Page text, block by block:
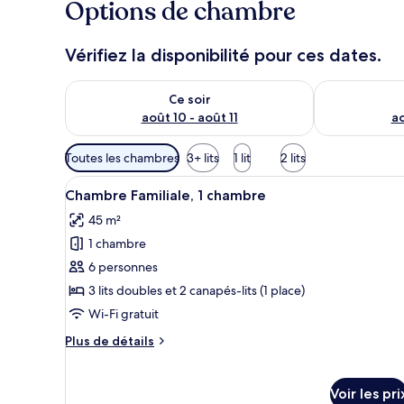
Options de chambre
Vérifiez la disponibilité pour ces dates.
Ce soir
août 10 - août 11
Vérifier la disponibilité pour ce soir août 10 - août 11
Vérifier la
Filtres
disponibles
pour
les
chambres
Toutes les chambres 3+ lits 1 lit 2 lits
Afficher
toutes
les
photos
pour
ce
type
chambre :
Un coin repas avec une table
15
Chambre Familiale, 1 chambre
45 m²
1 chambre
6 personnes
3 lits doubles et 2 canapés-lits (1 place)
Wi-Fi gratuit
Plus de détails
Plus
Voir les